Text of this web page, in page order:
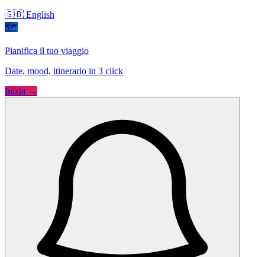
🇬🇧 English
🗺
Pianifica il tuo viaggio
Date, mood, itinerario in 3 click
Inizia →